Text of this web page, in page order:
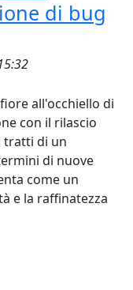
di bug
all'occhiello di
con il rilascio
tratti di un
di nuove
come un
e la raffinatezza